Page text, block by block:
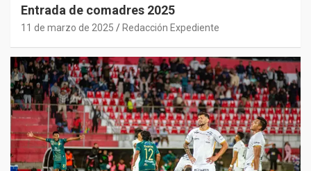
Entrada de comadres 2025
11 de marzo de 2025 Redacción Expediente